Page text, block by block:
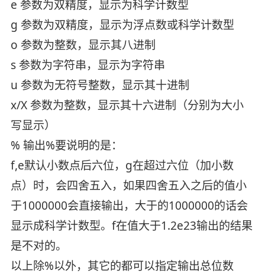
e 参数为双精度，显示为科学计数型
g 参数为双精度，显示为浮点数或科学计数型
o 参数为整数，显示其八进制
s 参数为字符串，显示为字符串
u 参数为无符号整数，显示其十进制
x/X 参数为整数，显示其十六进制（分别为大小
写显示）
% 输出%要说明的是：
f,e默认小数点后六位，g在超过六位（加小数
点）时，会四舍五入，如果四舍五入之后的值小
于1000000会直接输出，大于的1000000的话会
显示成科学计数型。f在值大于1.2e23输出的结果
是不对的。
以上除%以外，其它的都可以指定输出总位数